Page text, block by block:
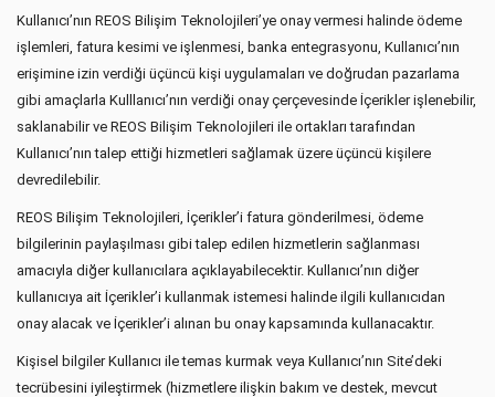
Kullanıcı’nın REOS Bilişim Teknolojileri’ye onay vermesi halinde ödeme
işlemleri, fatura kesimi ve işlenmesi, banka entegrasyonu, Kullanıcı’nın
erişimine izin verdiği üçüncü kişi uygulamaları ve doğrudan pazarlama
gibi amaçlarla Kulllanıcı’nın verdiği onay çerçevesinde İçerikler işlenebilir,
saklanabilir ve REOS Bilişim Teknolojileri ile ortakları tarafından
Kullanıcı’nın talep ettiği hizmetleri sağlamak üzere üçüncü kişilere
devredilebilir.
REOS Bilişim Teknolojileri, İçerikler’i fatura gönderilmesi, ödeme
bilgilerinin paylaşılması gibi talep edilen hizmetlerin sağlanması
amacıyla diğer kullanıcılara açıklayabilecektir. Kullanıcı’nın diğer
kullanıcıya ait İçerikler’i kullanmak istemesi halinde ilgili kullanıcıdan
onay alacak ve İçerikler’i alınan bu onay kapsamında kullanacaktır.
Kişisel bilgiler Kullanıcı ile temas kurmak veya Kullanıcı’nın Site’deki
tecrübesini iyileştirmek (hizmetlere ilişkin bakım ve destek, mevcut